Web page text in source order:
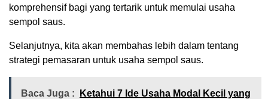
komprehensif bagi yang tertarik untuk memulai usaha
sempol saus.
Selanjutnya, kita akan membahas lebih dalam tentang
strategi pemasaran untuk usaha sempol saus.
Baca Juga :
Ketahui 7 Ide Usaha Modal Kecil yang